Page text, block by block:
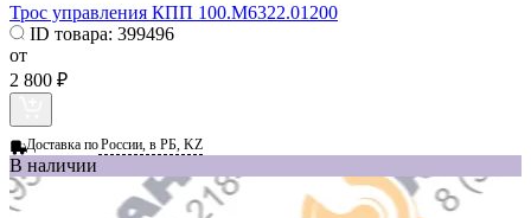
Трос управления КПП 100.М6322.01200
ID товара: 399496
от
2 800 ₽
Доставка поРоссии, в РБ, KZ
В наличии